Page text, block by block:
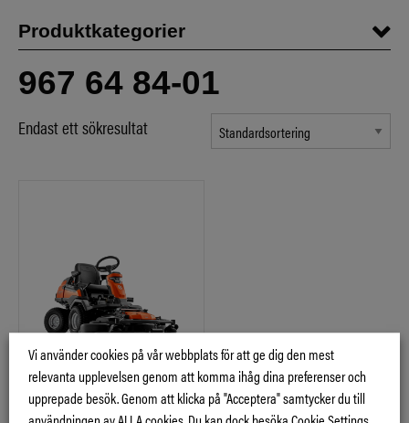
Produktkategorier
967 64 84-01
Endast ett sökresultat
R 420TSX AWD,
EXKL.
Vi använder cookies på vår webbplats för att ge dig den mest
relevanta upplevelsen genom att komma ihåg dina preferenser och
upprepade besök. Genom att klicka på "Acceptera" samtycker du till